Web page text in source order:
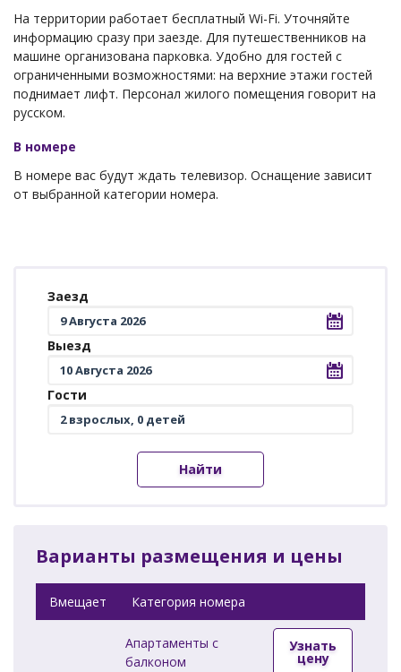
На территории работает бесплатный Wi-Fi. Уточняйте
информацию сразу при заезде. Для путешественников на
машине организована парковка. Удобно для гостей с
ограниченными возможностями: на верхние этажи гостей
поднимает лифт. Персонал жилого помещения говорит на
русском.
В номере
В номере вас будут ждать телевизор. Оснащение зависит
от выбранной категории номера.
Заезд
Выезд
Гости
Найти
Варианты размещения и цены
Вмещает Категория номера
Апартаменты с
балконом
Узнать
цену